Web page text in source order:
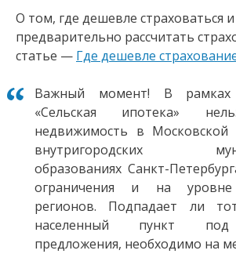
О том, где дешевле страховаться и
предварительно рассчитать
статье — Где дешевле
Важный момент! В рамках
«Сельская ипотека»
недвижимость в Московской
внутригородских
образованиях Санкт-
ограничения и на уровне
регионов. Подпадает ли
населенный пункт под
предложения, необходимо на